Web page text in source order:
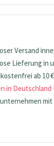
Versand
Lieferung in
ab 10
in Deutschland